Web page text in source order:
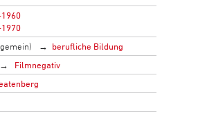
berufliche Bildung
Filmnegativ